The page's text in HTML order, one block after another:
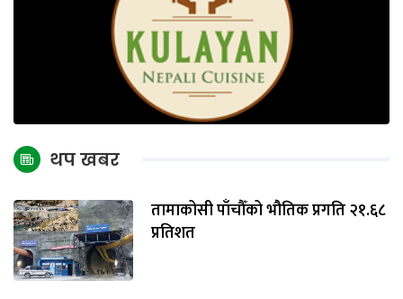
थप खबर
तामाकोसी पाँचौँको भौतिक प्रगति २१.६८
प्रतिशत